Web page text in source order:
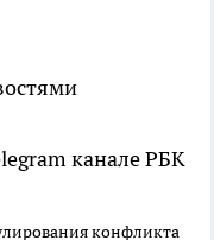
канале РБК
конфликта